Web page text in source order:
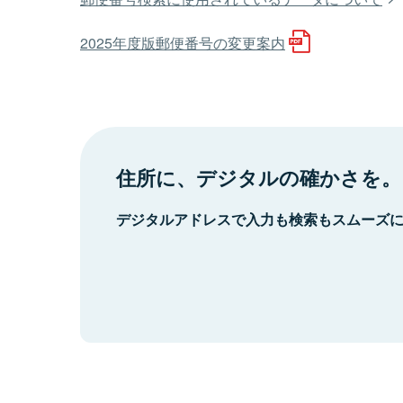
2025年度版郵便番号の変更案内
住所に、デジタルの確かさを。
デジタルアドレスで入力も検索もスムーズ